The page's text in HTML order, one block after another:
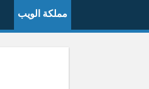
مملكة الويب